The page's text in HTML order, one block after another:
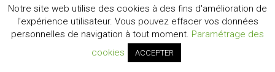
©2026 Dharma.fr, la boutique de l'Asie à Marseille depuis
1998
Notre site web utilise des cookies à des fins d'amélioration de
l'expérience utilisateur. Vous pouvez effacer vos données
personnelles de navigation à tout moment. Paramétrage des
cookies
ACCEPTER